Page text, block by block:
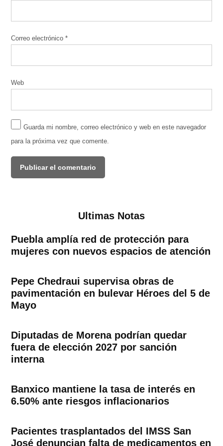
Correo electrónico*
Web
Guarda mi nombre, correo electrónico y web en este navegador
para la próxima vez que comente.
Ultimas Notas
Puebla amplía red de protección para
mujeres con nuevos espacios de atención
Pepe Chedraui supervisa obras de
pavimentación en bulevar Héroes del 5 de
Mayo
Diputadas de Morena podrían quedar
fuera de elección 2027 por sanción
interna
Banxico mantiene la tasa de interés en
6.50% ante riesgos inflacionarios
Pacientes trasplantados del IMSS San
José denuncian falta de medicamentos en